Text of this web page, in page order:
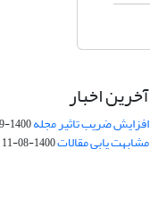
آخرین اخبار
افزایش ضریب تاثیر مجله1400-09-02
مشابهت یابی مقالات1400-08-11